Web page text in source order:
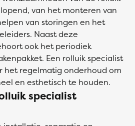
van het monteren van
van storingen en het
Naast deze
ook het periodiek
Een rolluik specialist
het regelmatig onderhoud om
en esthetisch te houden.
specialist